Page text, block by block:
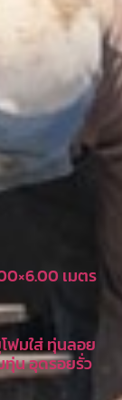
เมตร
ฟมใส่ ทุ่นลอย
น อุดรอยรั่ว